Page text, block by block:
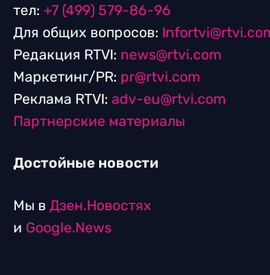
тел: +7 (499) 579-86-96
Для общих вопросов:
Редакция RTVI: news@rtvi.com
Маркетинг/PR: pr@rtvi.com
Реклама RTVI: adv-eu@rtvi.com
Партнерские материалы
Достойные новости
Мы в Дзен.Новостях
и Google.News